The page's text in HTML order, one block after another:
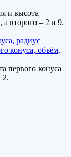
и высота
а второго – 2 и 9.
первого конуса
2.